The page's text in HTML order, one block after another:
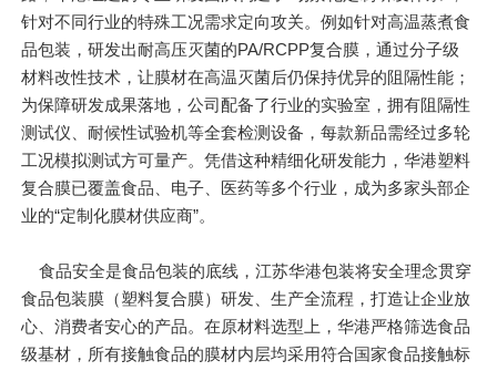
针对不同行业的特殊工况需求定向攻关。例如针对高温蒸煮食
品包装，研发出耐高压灭菌的PA/RCPP复合膜，通过分子级
材料改性技术，让膜材在高温灭菌后仍保持优异的阻隔性能；
为保障研发成果落地，公司配备了行业的实验室，拥有阻隔性
测试仪、耐候性试验机等全套检测设备，每款新品需经过多轮
工况模拟测试方可量产。凭借这种精细化研发能力，华港塑料
复合膜已覆盖食品、电子、医药等多个行业，成为多家头部企
业的“定制化膜材供应商”。
食品安全是食品包装的底线，江苏华港包装将安全理念贯穿
食品包装膜（塑料复合膜）研发、生产全流程，打造让企业放
心、消费者安心的产品。在原材料选型上，华港严格筛选食品
级基材，所有接触食品的膜材内层均采用符合国家食品接触标